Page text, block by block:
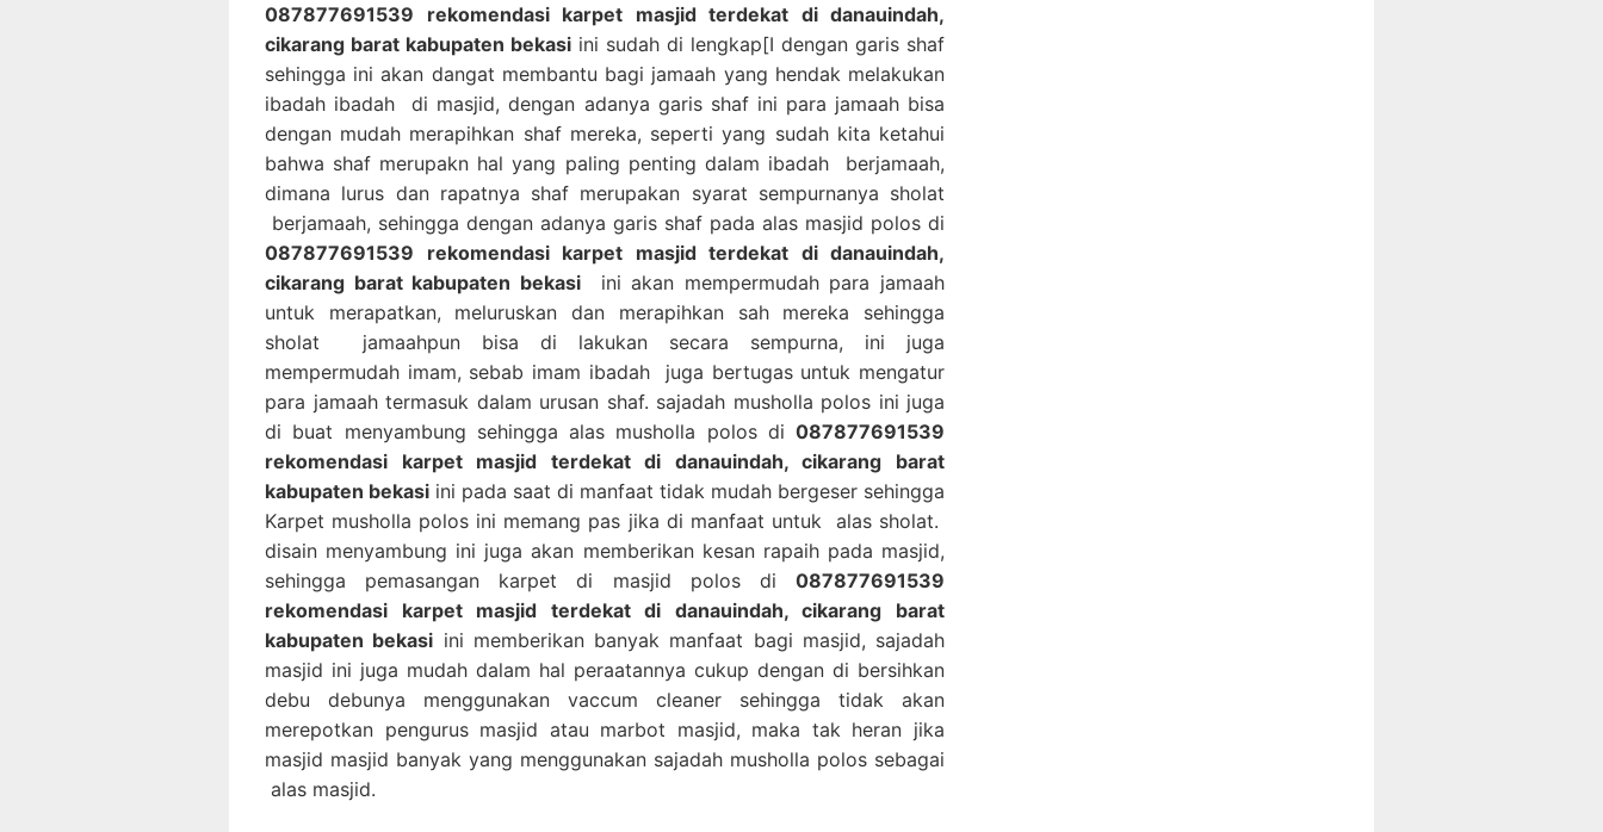
087877691539 rekomendasi karpet masjid terdekat di danauindah,
cikarang barat kabupaten bekasi ini sudah di lengkap[I dengan garis shaf
sehingga ini akan dangat membantu bagi jamaah yang hendak melakukan
ibadah ibadah di masjid, dengan adanya garis shaf ini para jamaah bisa
dengan mudah merapihkan shaf mereka, seperti yang sudah kita ketahui
bahwa shaf merupakn hal yang paling penting dalam ibadah berjamaah,
dimana lurus dan rapatnya shaf merupakan syarat sempurnanya sholat
berjamaah, sehingga dengan adanya garis shaf pada alas masjid polos di
087877691539 rekomendasi karpet masjid terdekat di danauindah,
cikarang barat kabupaten bekasiini akan mempermudah para jamaah
untuk merapatkan, meluruskan dan merapihkan sah mereka sehingga
sholat jamaahpun bisa di lakukan secara sempurna, ini juga
mempermudah imam, sebab imam ibadah juga bertugas untuk mengatur
para jamaah termasuk dalam urusan shaf. sajadah musholla polos ini juga
di buat menyambung sehingga alas musholla polos di 087877691539
rekomendasi karpet masjid terdekat di danauindah, cikarang barat
kabupaten bekasi ini pada saat di manfaat tidak mudah bergeser sehingga
Karpet musholla polos ini memang pas jika di manfaat untuk alas sholat.
disain menyambung ini juga akan memberikan kesan rapaih pada masjid,
sehingga pemasangan karpet di masjid polos di 087877691539
rekomendasi karpet masjid terdekat di danauindah, cikarang barat
kabupaten bekasi ini memberikan banyak manfaat bagi masjid, sajadah
masjid ini juga mudah dalam hal peraatannya cukup dengan di bersihkan
debu debunya menggunakan vaccum cleaner sehingga tidak akan
merepotkan pengurus masjid atau marbot masjid, maka tak heran jika
masjid masjid banyak yang menggunakan sajadah musholla polos sebagai
alas masjid.